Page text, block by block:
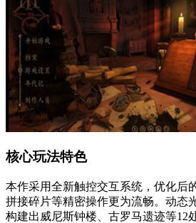
核心玩法特色
本作采用全新触控交互系统，优化后
拼接碎片等精密操作更为流畅。动态
构建出威尼斯钟楼、古罗马遗迹等12